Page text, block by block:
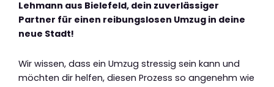
Lehmann aus Bielefeld, dein zuverlässiger
Partner für einen reibungslosen Umzug in deine
neue Stadt!
Wir wissen, dass ein Umzug stressig sein kann und
möchten dir helfen, diesen Prozess so angenehm wie